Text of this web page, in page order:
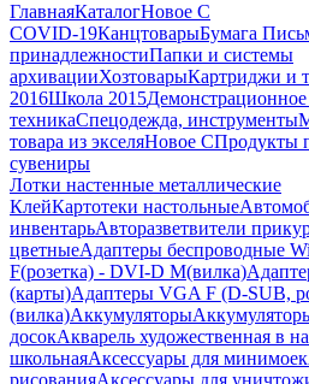
ГлавнаяКаталогНовое С
COVID-19КанцтоварыБумага
принадлежностиПапки и системы
архивацииХозтоварыКартриджи и
2016Школа 2015
техникаСпецодежда, инструменты
товара из экселяНовое СПродукты
сувениры
Лотки настенные металлические
КлейКартотеки настольные
инвентарьАвторазветвители
цветныеАдаптеры беспроводные
F(розетка) - DVI-D M(вилка)
(карты)Адаптеры VGA F (D-SUB,
(вилка)Аккумуляторы
досокАкварель художественная в
школьнаяАксессуары для минимоек
рисованияАксессуары для